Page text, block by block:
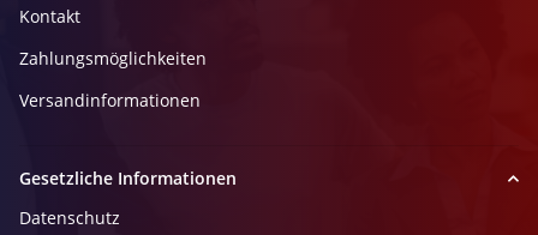
Kontakt
Zahlungsmöglichkeiten
Versandinformationen
Gesetzliche Informationen
Datenschutz